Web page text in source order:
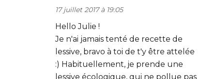
17 juillet 2017 à 19:05
Hello Julie !
Je n'ai jamais tenté de recette de
lessive, bravo à toi de t'y être attelée
:) Habituellement, je prende une
lessive écologique, qui ne pollue pas